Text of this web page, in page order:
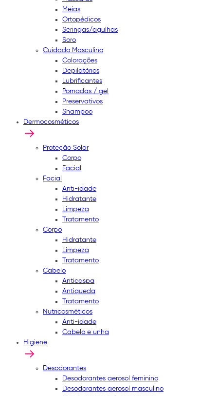
Meias
Ortopédicos
Seringas/agulhas
Soro
Cuidado Masculino
Colorações
Depilatórios
Lubrificantes
Pomadas / gel
Preservativos
Shampoo
Dermocosméticos
Proteção Solar
Corpo
Facial
Facial
Anti-idade
Hidratante
Limpeza
Tratamento
Corpo
Hidratante
Limpeza
Tratamento
Cabelo
Anticaspa
Antiqueda
Tratamento
Nutricosméticos
Anti-idade
Cabelo e unha
Higiene
Desodorantes
Desodorantes aerosol feminino
Desodorantes aerosol masculino